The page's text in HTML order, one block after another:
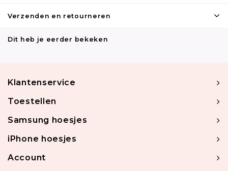
Verzenden en retourneren
Dit heb je eerder bekeken
Klantenservice
Toestellen
Samsung hoesjes
iPhone hoesjes
Account